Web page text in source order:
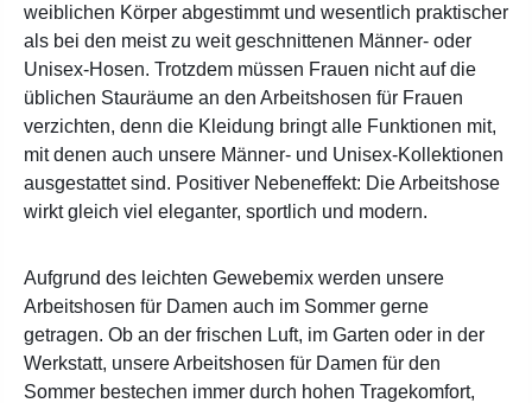
weiblichen Körper abgestimmt und wesentlich praktischer
als bei den meist zu weit geschnittenen Männer- oder
Unisex-Hosen. Trotzdem müssen Frauen nicht auf die
üblichen Stauräume an den Arbeitshosen für Frauen
verzichten, denn die Kleidung bringt alle Funktionen mit,
mit denen auch unsere Männer- und Unisex-Kollektionen
ausgestattet sind. Positiver Nebeneffekt: Die Arbeitshose
wirkt gleich viel eleganter, sportlich und modern.
Aufgrund des leichten Gewebemix werden unsere
Arbeitshosen für Damen auch im Sommer gerne
getragen. Ob an der frischen Luft, im Garten oder in der
Werkstatt, unsere Arbeitshosen für Damen für den
Sommer bestechen immer durch hohen Tragekomfort,